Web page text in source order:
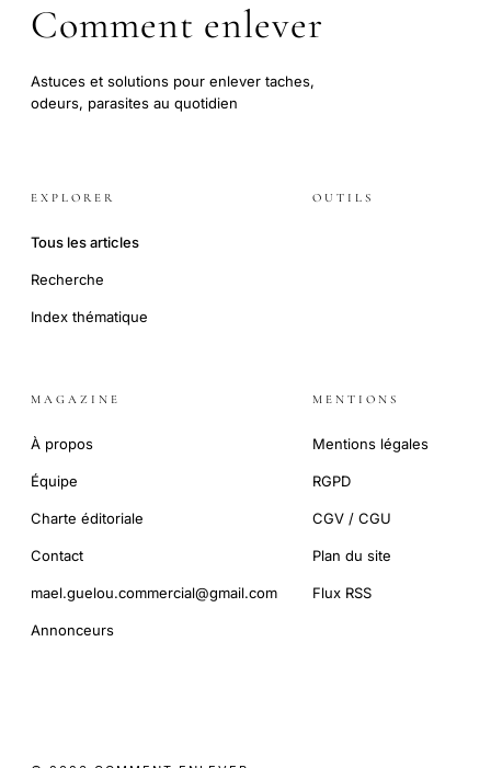
Comment enlever
Astuces et solutions pour enlever taches,
odeurs, parasites au quotidien
EXPLORER
Tous les articles
Recherche
Index thématique
OUTILS
MAGAZINE
À propos
Équipe
Charte éditoriale
Contact
mael.guelou.commercial@gmail.com
Annonceurs
MENTIONS
Mentions légales
RGPD
CGV / CGU
Plan du site
Flux RSS